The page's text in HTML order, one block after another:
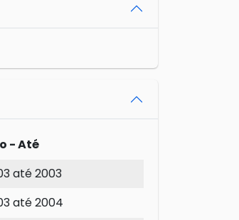
- Até
até 2003
até 2004